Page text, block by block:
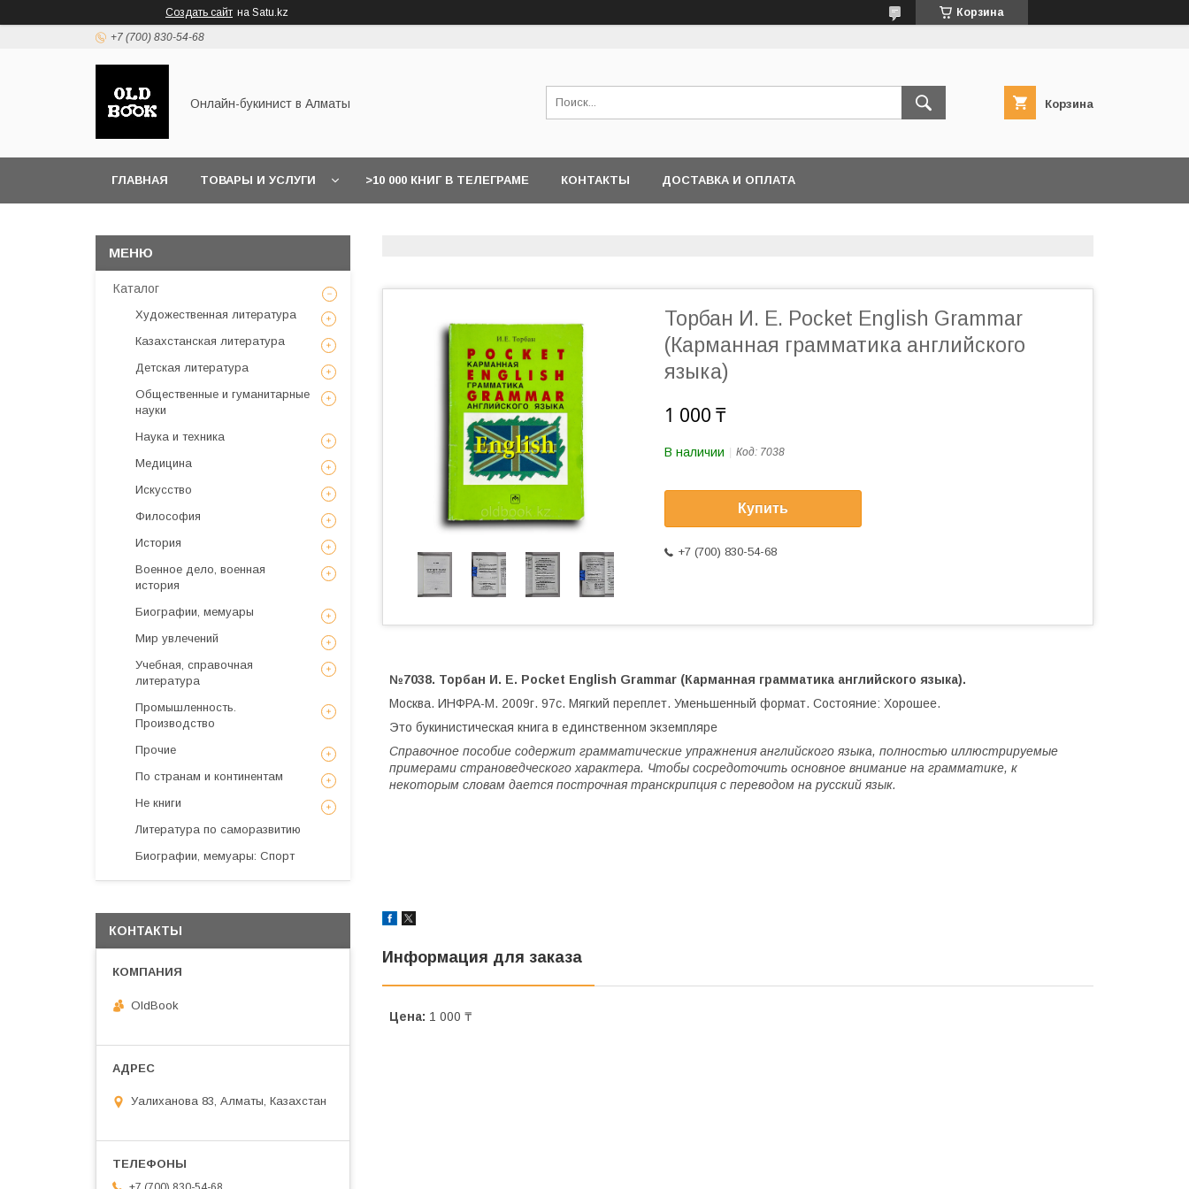
Создать сайт на Satu.kz Корзина
+7 (700) 830-54-68
Онлайн-букинист в Алматы Корзина
ГЛАВНАЯ ТОВАРЫ И УСЛУГИ >10 000 КНИГ В ТЕЛЕГРАМЕ КОНТАКТЫ ДОСТАВКА И ОПЛАТА
Торбан И. Е. Pocket English Grammar
(Карманная грамматика английского
языка)
1 000 ₸
В наличии Код: 7038
Купить
+7 (700) 830-54-68
№7038. Торбан И. Е. Pocket English Grammar (Карманная грамматика английского языка).
Москва. ИНФРА-М. 2009г. 97с. Мягкий переплет. Уменьшенный формат. Состояние: Хорошее.
Это букинистическая книга в единственном экземпляре
Справочное пособие содержит грамматические упражнения английского языка, полностью иллюстрируемые
примерами страноведческого характера. Чтобы сосредоточить основное внимание на грамматике, к
некоторым словам дается построчная транскрипция с переводом на русский язык.
Информация для заказа
Цена: 1 000 ₸
Каталог
Художественная литература
Казахстанская литература
Детская литература
Общественные и гуманитарные
науки
Наука и техника
Медицина
Искусствo
Философия
История
Военное дело, военная
история
Биографии, мемуары
Мир увлечений
Учебная, справочная
литература
Промышленность.
Производство
Прочие
По странам и континентам
Не книги
Литература по саморазвитию
Биографии, мемуары: Спорт
КОНТАКТЫ
OldBook
Уалиханова 83, Алматы, Казахстан